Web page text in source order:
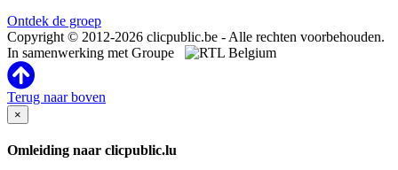
Ontdek de groep
Copyright © 2012-2026 clicpublic.be - Alle rechten voorbehouden.
In samenwerking met Groupe
Terug naar boven
×
Omleiding naar clicpublic.lu